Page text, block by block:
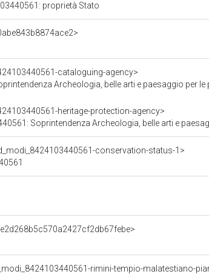
proprietà Stato
cataloguing-agency>
Archeologia, belle arti e paesaggio per le
heritage-protection-agency>
Soprintendenza Archeologia, belle arti e paesaggio per
conservation-status-1>
rimini-tempio-malatestiano-